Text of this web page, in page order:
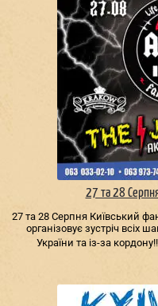
27 та 28
27 та 28 Серпня Київський
організовує зустріч всіх
України та із-за